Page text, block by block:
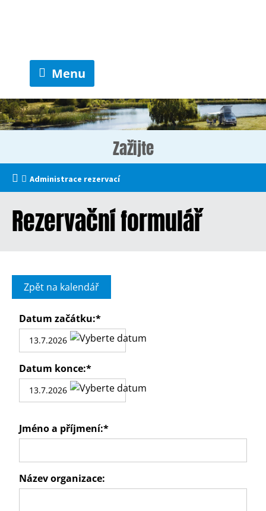
Menu
Zažijte
Administrace rezervací
Rezervační formulář
Zpět na kalendář
Datum začátku:*
Datum konce:*
Jméno a příjmení:*
Název organizace: